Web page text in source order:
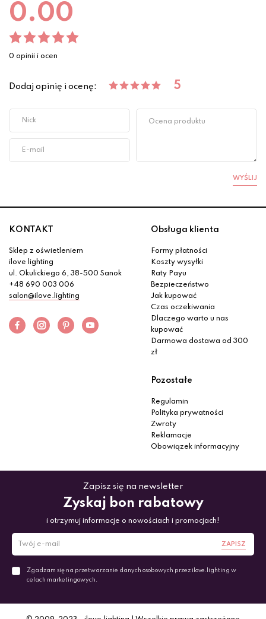
0.00
0 opinii i ocen
Dodaj opinię i ocenę: 5
WYŚLIJ
KONTAKT
Sklep z oświetleniem
ilove lighting
ul. Okulickiego 6, 38-500 Sanok
+48 690 003 006
salon@ilove.lighting
Obsługa klienta
Formy płatności
Koszty wysyłki
Raty Payu
Bezpieczeństwo
Jak kupować
Czas oczekiwania
Dlaczego warto u nas
kupować
Darmowa dostawa od 300
zł
Pozostałe
Regulamin
Polityka prywatności
Zwroty
Reklamacje
Obowiązek informacyjny
Zapisz się na newsletter
Zyskaj bon rabatowy
i otrzymuj informacje o nowościach i promocjach!
ZAPISZ
Zgadzam się na przetwarzanie danych osobowych przez ilove.lighting w
celach marketingowych.